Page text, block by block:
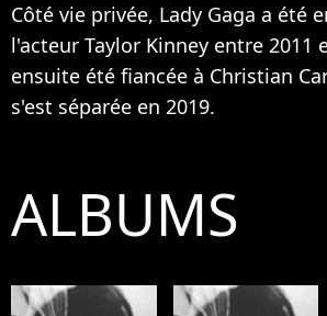
Côté vie privée, Lady Gaga a été
l'acteur Taylor Kinney entre 2011
ensuite été fiancée à Christian
s'est séparée en 2019.
ALBUMS